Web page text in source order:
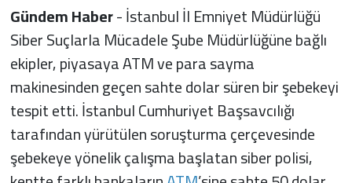
Gündem Haber- İstanbul İl Emniyet Müdürlüğü
Siber Suçlarla Mücadele Şube Müdürlüğüne bağlı
ekipler, piyasaya ATM ve para sayma
makinesinden geçen sahte dolar süren bir şebekeyi
tespit etti. İstanbul Cumhuriyet Başsavcılığı
tarafından yürütülen soruşturma çerçevesinde
şebekeye yönelik çalışma başlatan siber polisi,